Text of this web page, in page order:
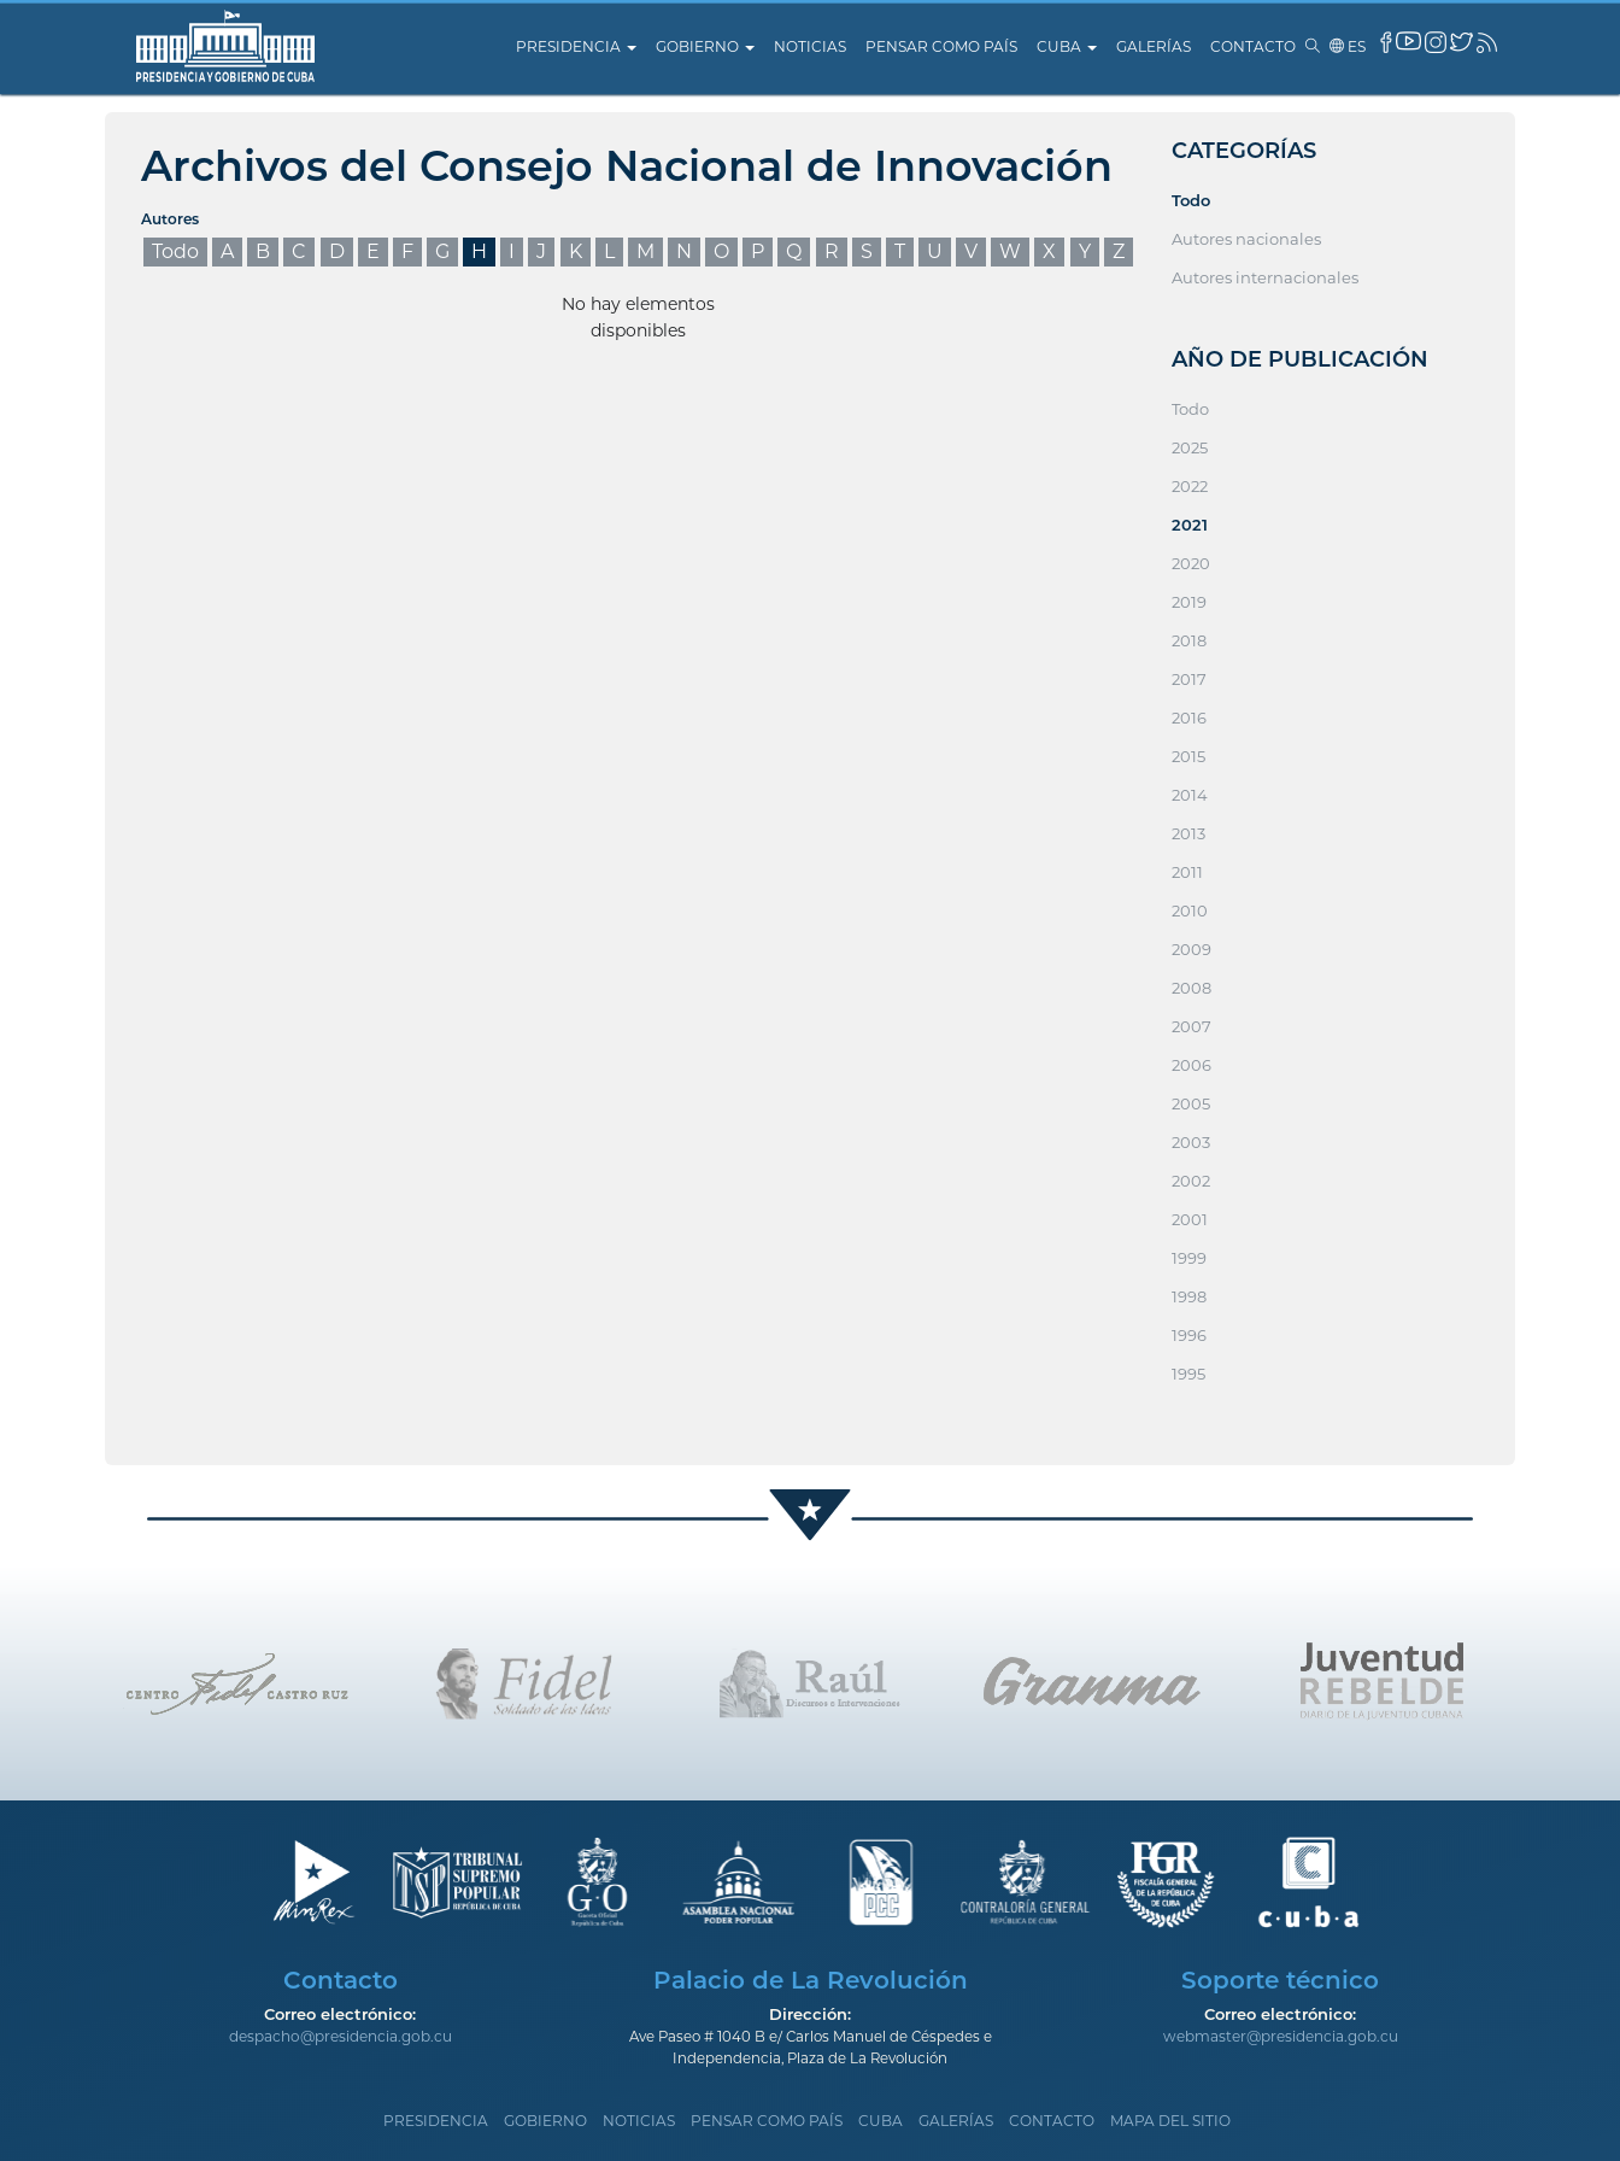
PRESIDENCIA GOBIERNO NOTICIAS PENSAR COMO PAÍS CUBA GALERÍAS CONTACTO ES
Archivos del Consejo Nacional de Innovación
Autores
Todo A B C D E F G H I J K L M N O P Q R S T U V W X Y Z
No hay elementos
disponibles
CATEGORÍAS
Todo
Autores nacionales
Autores internacionales
AÑO DE PUBLICACIÓN
Todo
2025
2022
2021
2020
2019
2018
2017
2016
2015
2014
2013
2011
2010
2009
2008
2007
2006
2005
2003
2002
2001
1999
1998
1996
1995
Contacto
Correo electrónico:
despacho@presidencia.gob.cu
Palacio de La Revolución
Dirección:
Ave Paseo # 1040 B e/ Carlos Manuel de Céspedes e
Independencia, Plaza de La Revolución
Soporte técnico
Correo electrónico:
webmaster@presidencia.gob.cu
PRESIDENCIA GOBIERNO NOTICIAS PENSAR COMO PAÍS CUBA GALERÍAS CONTACTO MAPA DEL SITIO